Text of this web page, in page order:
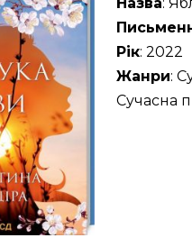
Рік: 2022
Жанри:
Сучасна